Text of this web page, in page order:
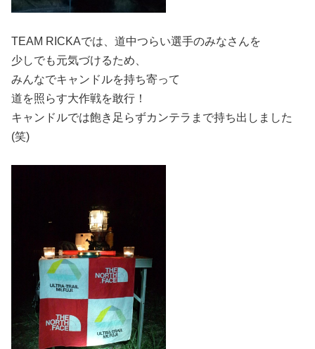
TEAM RICKAでは、道中つらい選手のみなさんを
少しでも元気づけるため、
みんなでキャンドルを持ち寄って
道を照らす大作戦を敢行！
キャンドルでは飽き足らずカンテラまで持ち出しました
(笑)